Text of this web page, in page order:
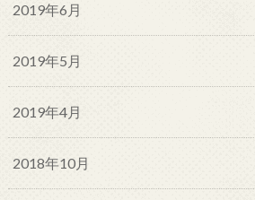
2019年6月
2019年5月
2019年4月
2018年10月